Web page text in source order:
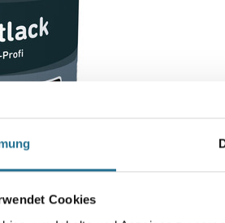
Cookies